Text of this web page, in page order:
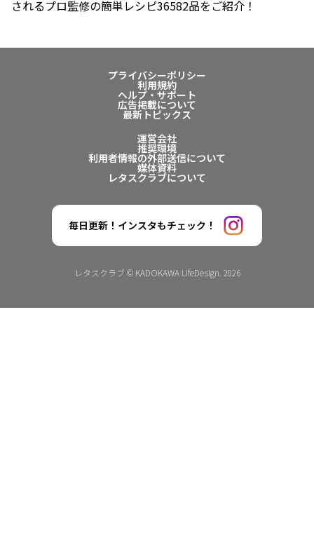
されるプロ監修の簡単レシピ36582品をご紹介！
プライバシーポリシー
利用規約
ヘルプ・サポート
広告掲載について
最新トピックス
運営会社
推奨環境
利用者情報の外部送信について
媒体資料
レタスクラブについて
毎日更新！インスタもチェック！
レタスクラブ © KADOKAWA LifeDesign. 2026